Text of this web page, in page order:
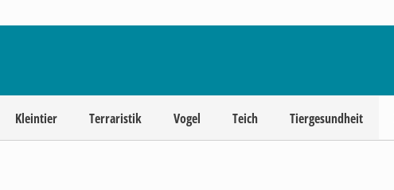
Kleintier Terraristik Vogel Teich Tiergesundheit